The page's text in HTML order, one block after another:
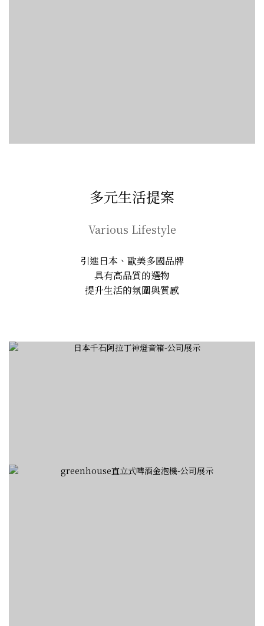
多元生活提案
Various Lifestyle
引進日本、歐美多國品牌
具有高品質的選物
提升生活的氛圍與質感